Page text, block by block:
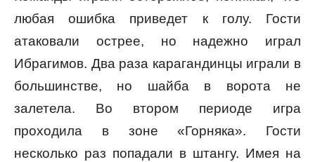
любая ошибка приведет к голу. Гости
атаковали острее, но надежно играл
Ибрагимов. Два раза карагандинцы играли в
большинстве, но шайба в ворота не
залетела. Во втором периоде игра
проходила в зоне «Горняка». Гости
несколько раз попадали в штангу. Имея на